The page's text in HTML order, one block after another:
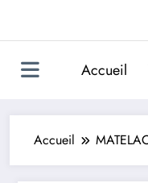
Accueil
Accueil